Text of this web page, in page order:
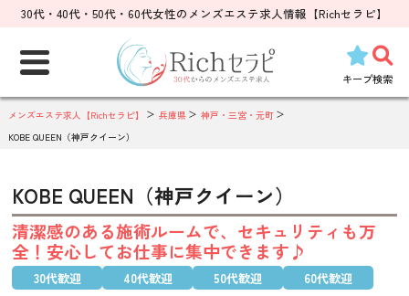
30代・40代・50代・60代女性のメンズエステ求人情報【Richセラピ】
キープ検索
索:
メンズエステ求人【Richセラピ】 兵庫県
神戸・三宮・元町
KOBE QUEEN（神戸クイーン）
KOBE QUEEN（神戸クイーン）
清潔感のある施術ルームで、セキュリティも万
全！安心してお仕事に集中できます♪
30代歓迎 40代歓迎 50代歓迎 60代歓迎